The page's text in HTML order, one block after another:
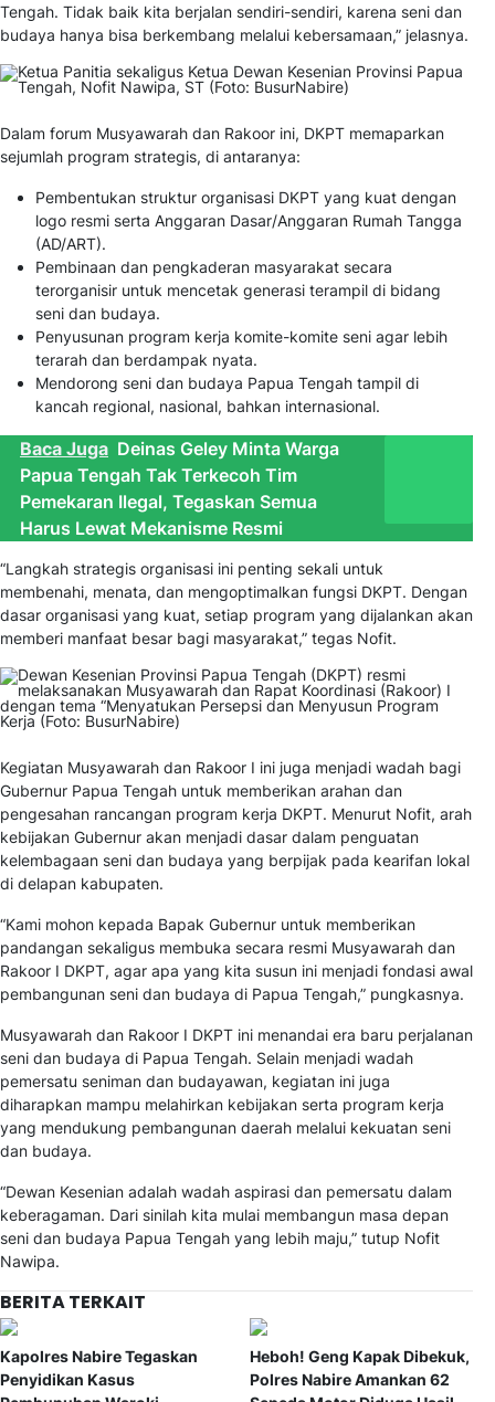
Tengah. Tidak baik kita berjalan sendiri-sendiri, karena seni dan
budaya hanya bisa berkembang melalui kebersamaan,” jelasnya.
Dalam forum Musyawarah dan Rakoor ini, DKPT memaparkan
sejumlah program strategis, di antaranya:
Pembentukan struktur organisasi DKPT yang kuat dengan
logo resmi serta Anggaran Dasar/Anggaran Rumah Tangga
(AD/ART).
Pembinaan dan pengkaderan masyarakat secara
terorganisir untuk mencetak generasi terampil di bidang
seni dan budaya.
Penyusunan program kerja komite-komite seni agar lebih
terarah dan berdampak nyata.
Mendorong seni dan budaya Papua Tengah tampil di
kancah regional, nasional, bahkan internasional.
Baca Juga Deinas Geley Minta Warga
Papua Tengah Tak Terkecoh Tim
Pemekaran Ilegal, Tegaskan Semua
Harus Lewat Mekanisme Resmi
“Langkah strategis organisasi ini penting sekali untuk
membenahi, menata, dan mengoptimalkan fungsi DKPT. Dengan
dasar organisasi yang kuat, setiap program yang dijalankan akan
memberi manfaat besar bagi masyarakat,” tegas Nofit.
Kegiatan Musyawarah dan Rakoor I ini juga menjadi wadah bagi
Gubernur Papua Tengah untuk memberikan arahan dan
pengesahan rancangan program kerja DKPT. Menurut Nofit, arah
kebijakan Gubernur akan menjadi dasar dalam penguatan
kelembagaan seni dan budaya yang berpijak pada kearifan lokal
di delapan kabupaten.
“Kami mohon kepada Bapak Gubernur untuk memberikan
pandangan sekaligus membuka secara resmi Musyawarah dan
Rakoor I DKPT, agar apa yang kita susun ini menjadi fondasi awal
pembangunan seni dan budaya di Papua Tengah,” pungkasnya.
Musyawarah dan Rakoor I DKPT ini menandai era baru perjalanan
seni dan budaya di Papua Tengah. Selain menjadi wadah
pemersatu seniman dan budayawan, kegiatan ini juga
diharapkan mampu melahirkan kebijakan serta program kerja
yang mendukung pembangunan daerah melalui kekuatan seni
dan budaya.
“Dewan Kesenian adalah wadah aspirasi dan pemersatu dalam
keberagaman. Dari sinilah kita mulai membangun masa depan
seni dan budaya Papua Tengah yang lebih maju,” tutup Nofit
Nawipa.
BERITA TERKAIT
Kapolres Nabire Tegaskan
Penyidikan Kasus
Heboh! Geng Kapak Dibekuk,
Polres Nabire Amankan 62